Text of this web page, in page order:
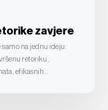
zavjere
samo na jednu ideju:
retoriku ,
efikasnih…